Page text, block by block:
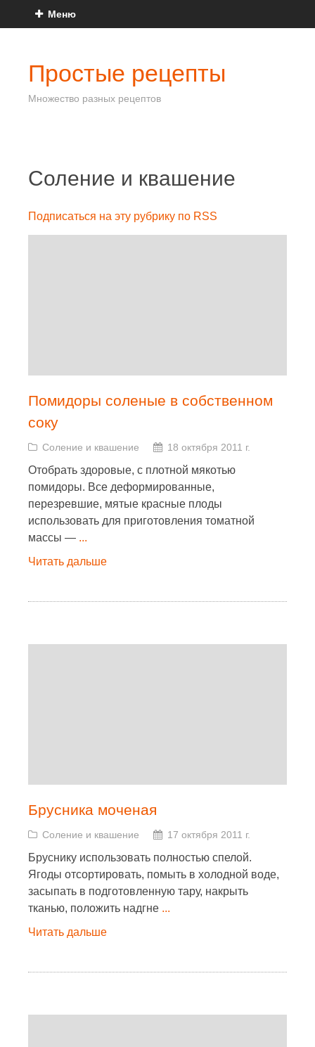
Меню
Простые рецепты
Множество разных рецептов
Соление и квашение
Подписаться на эту рубрику по RSS
Помидоры соленые в собственном
соку
Соление и квашение 18 октября 2011 г.
Отобрать здоровые, с плотной мякотью
помидоры. Все деформированные,
перезревшие, мятые красные плоды
использовать для приготовления томатной
массы — ...
Читать дальше
Брусника моченая
Соление и квашение 17 октября 2011 г.
Бруснику использовать полностью спелой.
Ягоды отсортировать, помыть в холодной воде,
засыпать в подготовленную тару, накрыть
тканью, положить надгне ...
Читать дальше